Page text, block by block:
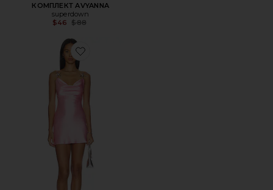
КОМПЛЕКТ AVYANNA
superdown
$46
Previous price:
$88
Favorite ПЛАТЬЕ GENESIS